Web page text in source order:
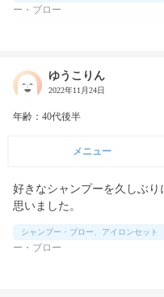
ー・ブロー
ゆうこりん
2022年11月24日
年齢：40代後半
メニュー
好きなシャンプーを久しぶ
思いました。
シャンプー・ブロー、アイロンセット
ー・ブロー